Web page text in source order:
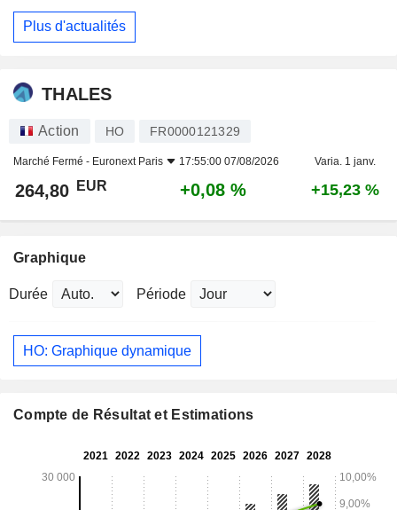
Plus d'actualités
THALES
Action HO FR0000121329
Marché Fermé - Euronext Paris 17:55:00 07/08/2026 Varia. 1 janv.
264,80 EUR +0,08 % +15,23 %
Graphique
Durée Période
HO: Graphique dynamique
Compte de Résultat et Estimations